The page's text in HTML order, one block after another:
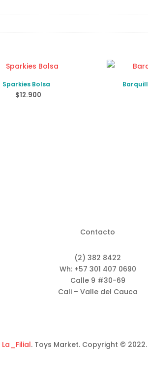
Sparkies Bolsa
$12.900
Contacto
(2) 382 8422
Wh: +57 301 407 0690
Calle 9 #30-69
Cali – Valle del Cauca
La_Filial. Toys Market. Copyright ©